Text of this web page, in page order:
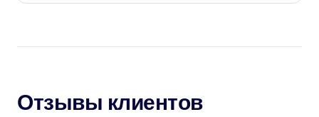
Отзывы клиентов